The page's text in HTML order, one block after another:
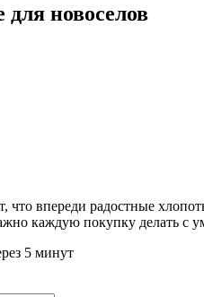
новоселов
впереди радостные
каждую покупку делать
5 минут